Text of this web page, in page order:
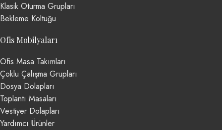
Klasik Oturma Grupları
Bekleme Koltuğu
Ofis Mobilyaları
Ofis Masa Takımları
Çoklu Çalışma Grupları
Dosya Dolapları
Toplantı Masaları
Vestiyer Dolapları
Yardımcı Ürünler